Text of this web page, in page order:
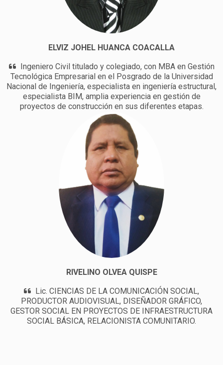
ELVIZ JOHEL HUANCA COACALLA
Ingeniero Civil titulado y colegiado, con MBA en Gestión
Tecnológica Empresarial en el Posgrado de la Universidad
Nacional de Ingeniería, especialista en ingeniería estructural,
especialista BIM, amplia experiencia en gestión de
proyectos de construcción en sus diferentes etapas.
RIVELINO OLVEA QUISPE
Lic. CIENCIAS DE LA COMUNICACIÓN SOCIAL,
PRODUCTOR AUDIOVISUAL, DISEÑADOR GRÁFICO,
GESTOR SOCIAL EN PROYECTOS DE INFRAESTRUCTURA
SOCIAL BÁSICA, RELACIONISTA COMUNITARIO.